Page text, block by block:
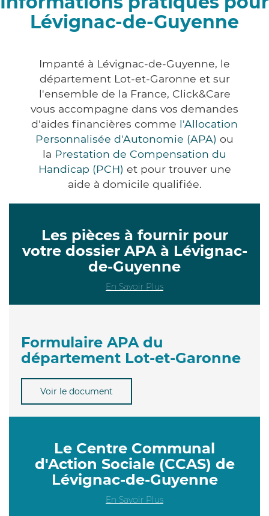
Lévignac-de-Guyenne
Impanté à Lévignac-de-Guyenne, le
département Lot-et-Garonne et sur
l'ensemble de la France, Click&Care
vous accompagne dans vos demandes
d'aides financières comme l'Allocation
Personnalisée d'Autonomie (APA) ou
la Prestation de Compensation du
Handicap (PCH) et pour trouver une
aide à domicile qualifiée.
Les pièces à fournir pour
votre dossier APA à Lévignac-
de-Guyenne
En Savoir Plus
Formulaire APA du
département Lot-et-Garonne
Voir le document
Le Centre Communal
d'Action Sociale (CCAS) de
Lévignac-de-Guyenne
En Savoir Plus